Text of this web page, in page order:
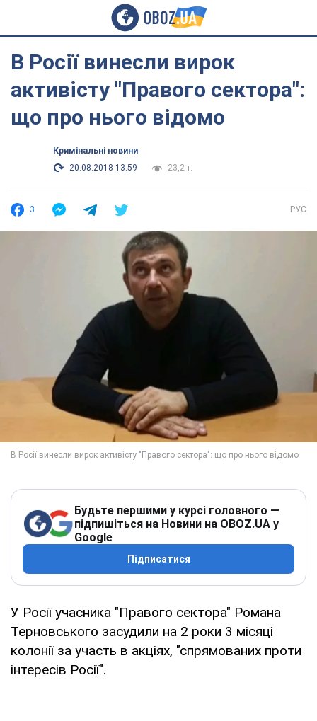
В Росії винесли вирок
активісту "Правого сектора":
що про нього відомо
Кримінальні новини
20.08.2018 13:59
23,2 т.
3 РУС
Будьте першими у курсі головного —
підпишіться на Новини на OBOZ.UA у
Google
Підписатися
У Росії учасника "Правого сектора" Романа
Терновського засудили на 2 роки 3 місяці
колонії за участь в акціях, "спрямованих проти
інтересів Росії".